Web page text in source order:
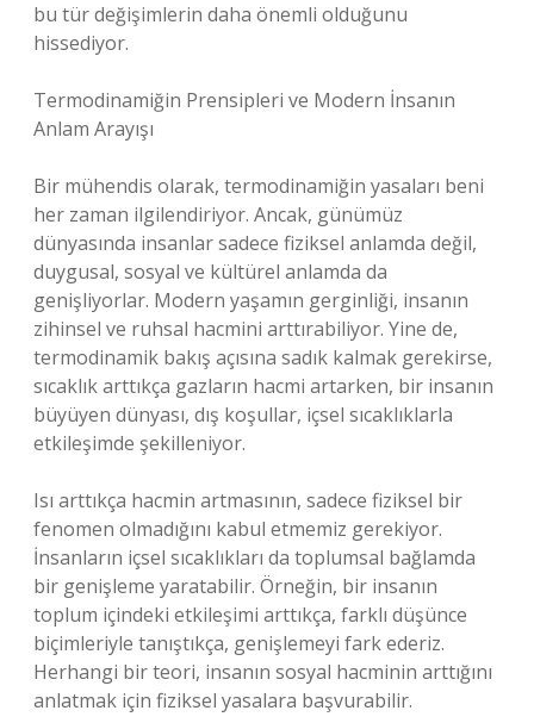
bu tür değişimlerin daha önemli olduğunu
hissediyor.
Termodinamiğin Prensipleri ve Modern İnsanın
Anlam Arayışı
Bir mühendis olarak, termodinamiğin yasaları beni
her zaman ilgilendiriyor. Ancak, günümüz
dünyasında insanlar sadece fiziksel anlamda değil,
duygusal, sosyal ve kültürel anlamda da
genişliyorlar. Modern yaşamın gerginliği, insanın
zihinsel ve ruhsal hacmini arttırabiliyor. Yine de,
termodinamik bakış açısına sadık kalmak gerekirse,
sıcaklık arttıkça gazların hacmi artarken, bir insanın
büyüyen dünyası, dış koşullar, içsel sıcaklıklarla
etkileşimde şekilleniyor.
Isı arttıkça hacmin artmasının, sadece fiziksel bir
fenomen olmadığını kabul etmemiz gerekiyor.
İnsanların içsel sıcaklıkları da toplumsal bağlamda
bir genişleme yaratabilir. Örneğin, bir insanın
toplum içindeki etkileşimi arttıkça, farklı düşünce
biçimleriyle tanıştıkça, genişlemeyi fark ederiz.
Herhangi bir teori, insanın sosyal hacminin arttığını
anlatmak için fiziksel yasalara başvurabilir.